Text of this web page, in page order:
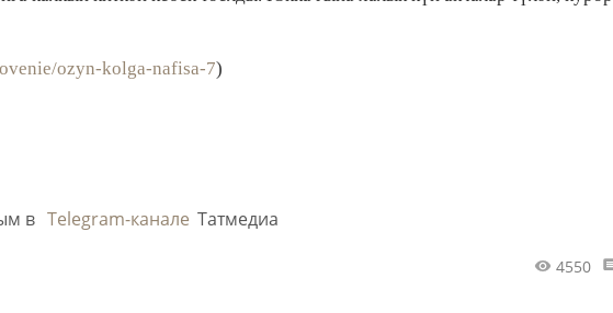
ozyn-kolga-nafisa-7)
в Telegram-канале Татмедиа
4550